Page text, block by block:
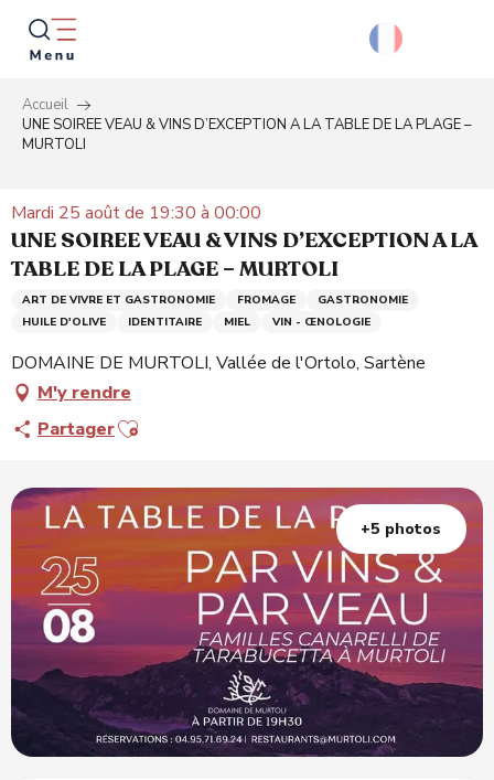
Aller
contenu
principal
Accueil
UNE SOIREE VEAU & VINS D’EXCEPTION A LA TABLE DE LA PLAGE –
MURTOLI
Mardi 25 août de 19:30 à 00:00
UNE SOIREE VEAU & VINS D’EXCEPTION A LA
TABLE DE LA PLAGE – MURTOLI
ART DE VIVRE ET GASTRONOMIE FROMAGE
GASTRONOMIE
HUILE D'OLIVE
IDENTITAIRE MIEL VIN - ŒNOLOGIE
DOMAINE DE MURTOLI, Vallée de l'Ortolo, Sartène
M'y rendre
PartagerAjouter aux favoris
+5 photos